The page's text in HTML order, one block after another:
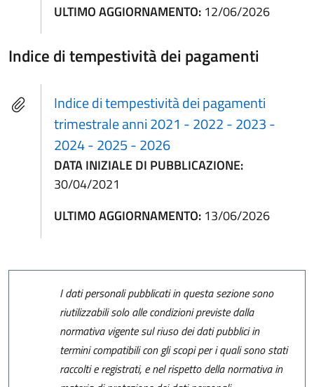
ULTIMO AGGIORNAMENTO: 12/06/2026
Indice di tempestività dei pagamenti
Indice di tempestività dei pagamenti
trimestrale anni 2021 - 2022 - 2023 -
2024 - 2025 - 2026
DATA INIZIALE DI PUBBLICAZIONE:
30/04/2021
ULTIMO AGGIORNAMENTO: 13/06/2026
I dati personali pubblicati in questa sezione sono
riutilizzabili solo alle condizioni previste dalla
normativa vigente sul riuso dei dati pubblici in
termini compatibili con gli scopi per i quali sono stati
raccolti e registrati, e nel rispetto della normativa in